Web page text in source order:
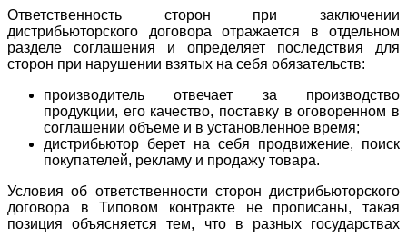
Ответственность сторон при заключении
дистрибьюторского договора отражается в отдельном
разделе соглашения и определяет последствия для
сторон при нарушении взятых на себя обязательств:
производитель отвечает за производство
продукции, его качество, поставку в оговоренном в
соглашении объеме и в установленное время;
дистрибьютор берет на себя продвижение, поиск
покупателей, рекламу и продажу товара.
Условия об ответственности сторон дистрибьюторского
договора в Типовом контракте не прописаны, такая
позиция объясняется тем, что в разных государствах